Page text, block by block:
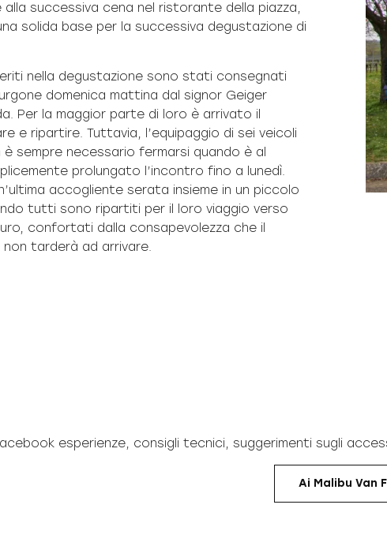
alla successiva cena nel ristorante della piazza,
solida base per la successiva degustazione di
nella degustazione sono stati consegnati
domenica mattina dal signor Geiger
Per la maggior parte di loro è arrivato il
e ripartire. Tuttavia, l’equipaggio di sei veicoli
sempre necessario fermarsi quando è al
prolungato l’incontro fino a lunedì.
accogliente serata insieme in un piccolo
tutti sono ripartiti per il loro viaggio verso
confortati dalla consapevolezza che il
tarderà ad arrivare.
esperienze, consigli tecnici, suggerimenti sugli
Ai Malibu Van